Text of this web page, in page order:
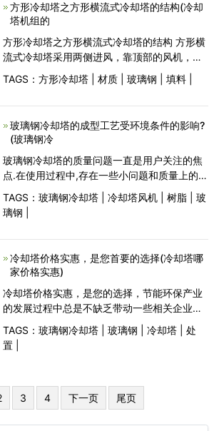
方形冷却塔之方形横流式冷却塔的结构(冷却
塔机组的
方形冷却塔之方形横流式冷却塔的结构 方形横
流式冷却塔采用两侧进风，靠顶部的风机，使
空气经由塔两侧的填料，与热水进行介质交
换，湿热空气再排向塔外。填料采用两面有凸
TAGS： 方形冷却塔| 材质| 玻璃钢 填料|
玻璃钢冷却塔的成型工艺受环境条件的影响?
(玻璃钢冷
玻璃钢冷却塔的质量问题一直是用户关注的焦
点.在使用过程中,存在一些小问题和质量上的小
缺陷,可能给用户带来巨大的损失.良好的产品质
量是企业发展的基础.一旦质量出了问题,就会陷
入无回报的境地. 树脂含量:塔的树脂
TAGS： 玻璃钢冷却塔| 冷却塔风机| 树脂| 玻
璃钢
冷却塔价格实惠，是您首要的选择(冷却塔哪
家价格实惠)
冷却塔价格实惠，是您的选择，节能环保产业
的发展过程中总是不缺乏带动一些相关企业发
展起来的例子。而玻璃钢冷却塔就算得上其中
一个优秀的案例，在业界被广为推崇。 玻璃钢
冷却塔在我国的发展历史要追溯的上世纪七八
TAGS： 玻璃钢冷却塔| 玻璃钢 冷却塔| 处
置|
3 4 下一页 尾页